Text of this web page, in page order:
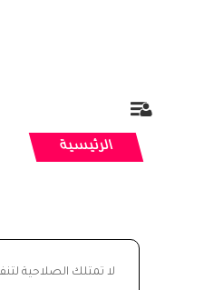
الرئيسية
لا تمتلك الصلاحية